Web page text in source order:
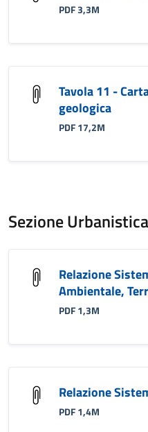
PDF 3,3M
Tavola 11 -
geologica
PDF 17,2M
Sezione Urbanistica
Relazione
Ambientale,
PDF 1,3M
Relazione
PDF 1,4M